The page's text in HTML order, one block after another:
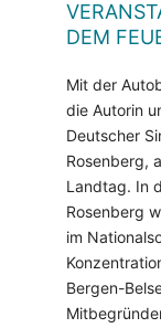
DEM
Mit der
die Autorin
Deutscher
Rosenberg,
Landtag. In
Rosenberg
im
Bergen-